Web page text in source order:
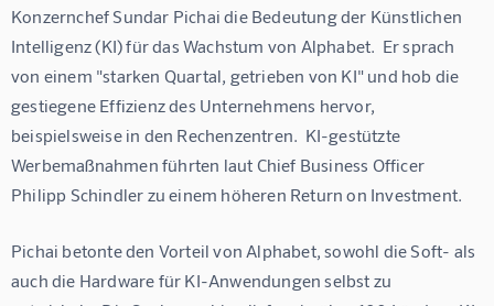
Konzernchef Sundar Pichai die Bedeutung der Künstlichen
Intelligenz (KI) für das Wachstum von Alphabet.  Er sprach
von einem "starken Quartal, getrieben von KI" und hob die
gestiegene Effizienz des Unternehmens hervor,
beispielsweise in den Rechenzentren.  KI-gestützte
Werbemaßnahmen führten laut Chief Business Officer
Philipp Schindler zu einem höheren Return on Investment.
Pichai betonte den Vorteil von Alphabet, sowohl die Soft- als
auch die Hardware für KI-Anwendungen selbst zu